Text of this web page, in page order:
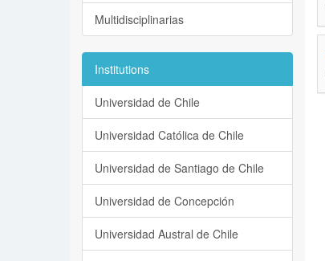
Multidisciplinarias
Institutions
Universidad de Chile
Universidad Católica de Chile
Universidad de Santiago de Chile
Universidad de Concepción
Universidad Austral de Chile